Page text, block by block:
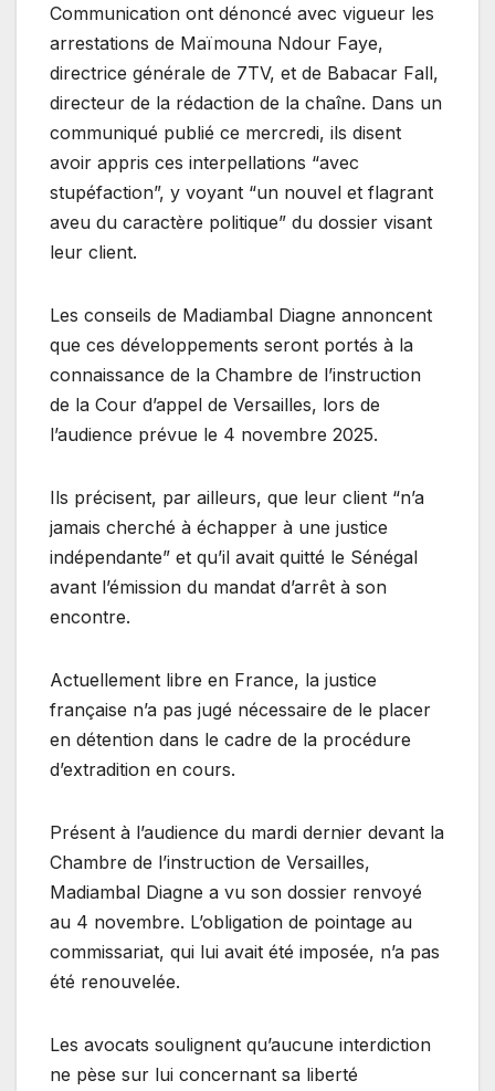
Communication ont dénoncé avec vigueur les
arrestations de Maïmouna Ndour Faye,
directrice générale de 7TV, et de Babacar Fall,
directeur de la rédaction de la chaîne. Dans un
communiqué publié ce mercredi, ils disent
avoir appris ces interpellations “avec
stupéfaction”, y voyant “un nouvel et flagrant
aveu du caractère politique” du dossier visant
leur client.
Les conseils de Madiambal Diagne annoncent
que ces développements seront portés à la
connaissance de la Chambre de l’instruction
de la Cour d’appel de Versailles, lors de
l’audience prévue le 4 novembre 2025.
Ils précisent, par ailleurs, que leur client “n’a
jamais cherché à échapper à une justice
indépendante” et qu’il avait quitté le Sénégal
avant l’émission du mandat d’arrêt à son
encontre.
Actuellement libre en France, la justice
française n’a pas jugé nécessaire de le placer
en détention dans le cadre de la procédure
d’extradition en cours.
Présent à l’audience du mardi dernier devant la
Chambre de l’instruction de Versailles,
Madiambal Diagne a vu son dossier renvoyé
au 4 novembre. L’obligation de pointage au
commissariat, qui lui avait été imposée, n’a pas
été renouvelée.
Les avocats soulignent qu’aucune interdiction
ne pèse sur lui concernant sa liberté